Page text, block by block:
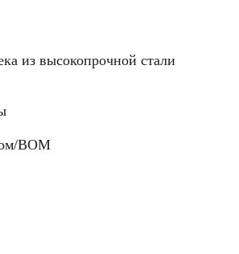
из высокопрочной стали
ВОМ